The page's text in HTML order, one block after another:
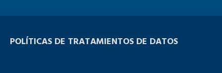
POLÍTICAS DE TRATAMIENTOS DE DATOS